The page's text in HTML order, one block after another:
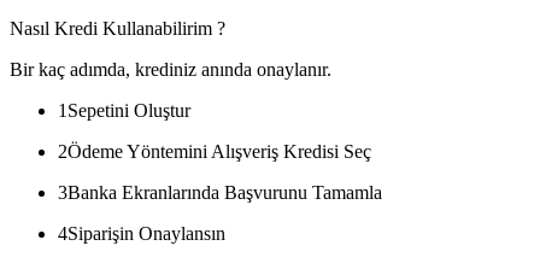
Nasıl Kredi Kullanabilirim ?
Bir kaç adımda, krediniz anında onaylanır.
1Sepetini Oluştur
2Ödeme Yöntemini Alışveriş Kredisi Seç
3Banka Ekranlarında Başvurunu Tamamla
4Siparişin Onaylansın